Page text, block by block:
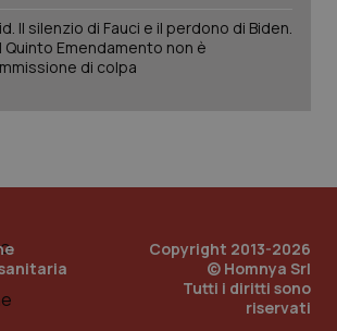
Il silenzio di Fauci e il perdono di Biden.
Quinto Emendamento non è
di colpa
Copyright 2013-2026
© Homnya Srl
Tutti i diritti sono
riservati
sites-ironfish-
Google LLC
1